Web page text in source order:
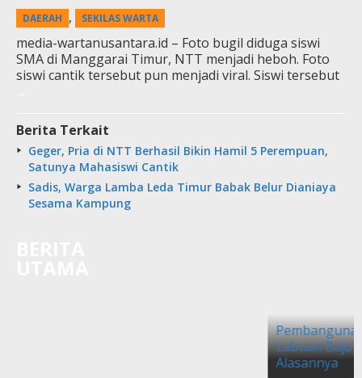
DAERAH , SEKILAS WARTA
media-wartanusantara.id – Foto bugil diduga siswi
SMA di Manggarai Timur, NTT menjadi heboh. Foto
siswi cantik tersebut pun menjadi viral. Siswi tersebut
Berita Terkait
Geger, Pria di NTT Berhasil Bikin Hamil 5 Perempuan,
Satunya Mahasiswi Cantik
Sadis, Warga Lamba Leda Timur Babak Belur Dianiaya
Sesama Kampung